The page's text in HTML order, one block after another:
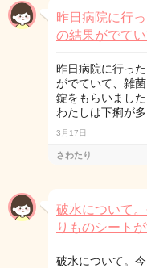
昨日病院に行
の結果がでて
昨日病院に行っ
がでていて、雑
錠をもらいまし
わたしは下痢が
3月17日
さわたり
破水について
りものシート
破水について。